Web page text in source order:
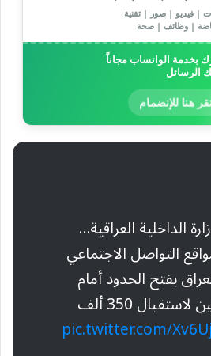
| فيديو | صور | تقنية
| وظائف | صحة
بخدمة الواتساب مجاناً
الرسائل
هنا للإنضمام
الداخلية العراقية…
التواصل الاجتماعي
بفتح الحدود أمام
اللاجئين السوريين لاستقبال 350 ألف
pic.twitter.com/